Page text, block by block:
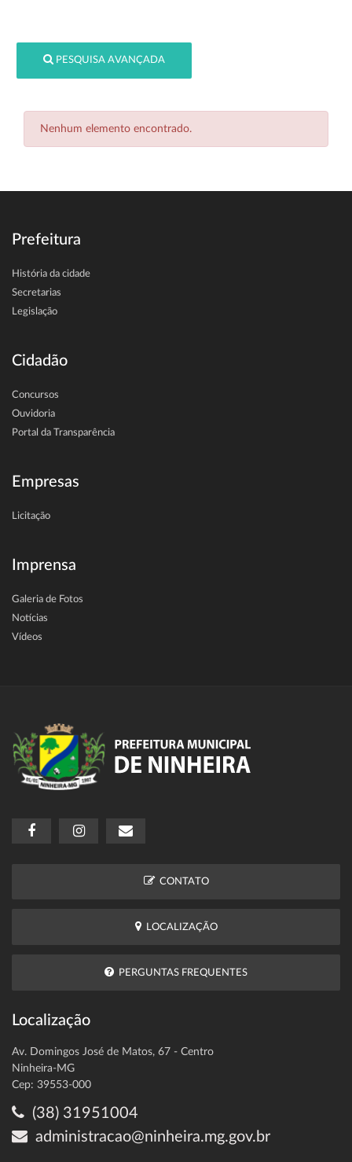
PESQUISA AVANÇADA
Nenhum elemento encontrado.
Prefeitura
História da cidade
Secretarias
Legislação
Cidadão
Concursos
Ouvidoria
Portal da Transparência
Empresas
Licitação
Imprensa
Galeria de Fotos
Notícias
Vídeos
CONTATO
LOCALIZAÇÃO
PERGUNTAS FREQUENTES
Localização
Av. Domingos José de Matos, 67 - Centro
Ninheira-MG
Cep: 39553-000
(38) 31951004
administracao@ninheira.mg.gov.br